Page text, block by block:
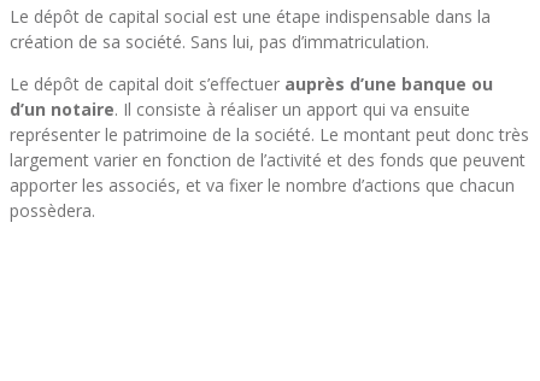
Le dépôt de capital social est une étape indispensable dans la
création de sa société. Sans lui, pas d’immatriculation.
Le dépôt de capital doit s’effectuer auprès d’une banque ou
d’un notaire. Il consiste à réaliser un apport qui va ensuite
représenter le patrimoine de la société. Le montant peut donc très
largement varier en fonction de l’activité et des fonds que peuvent
apporter les associés, et va fixer le nombre d’actions que chacun
possèdera.